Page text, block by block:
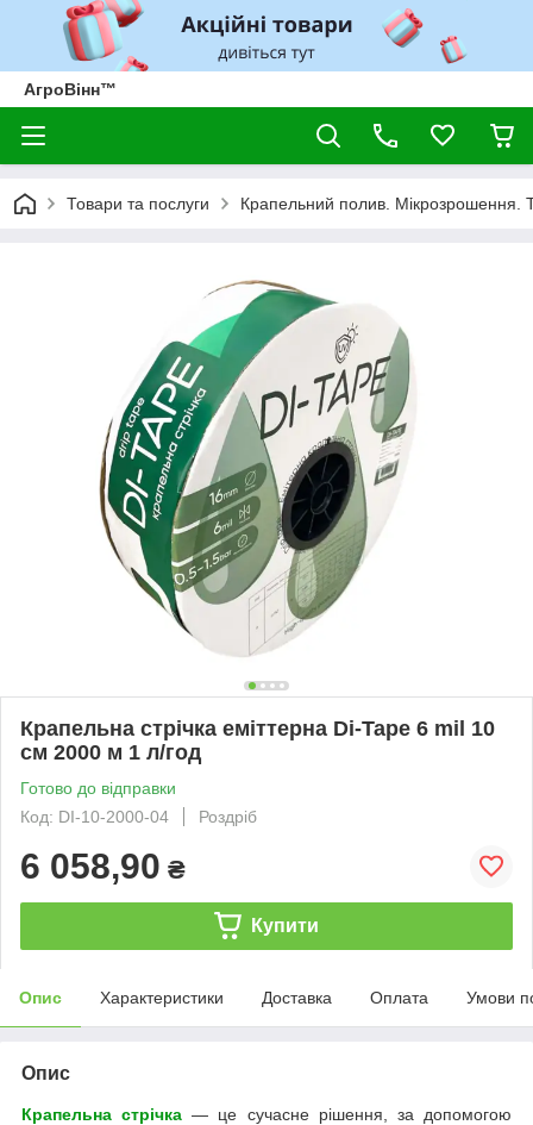
АгроВінн™
Товари та послуги Крапельний полив. Мікрозрошення.
Крапельна стрічка еміттерна Di-Tape 6 mil 10
см 2000 м 1 л/год
Готово до відправки
Код: DI-10-2000-04
Роздріб
6 058,90 ₴
Купити
Опис Характеристики Доставка Оплата Умови
Опис
Крапельна стрічка — це сучасне рішення, за допомогою